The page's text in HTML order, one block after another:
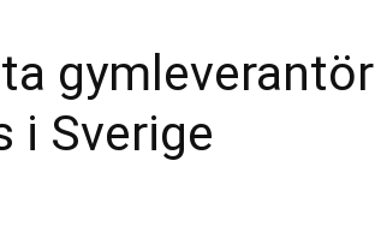
gymleverantör
i Sverige